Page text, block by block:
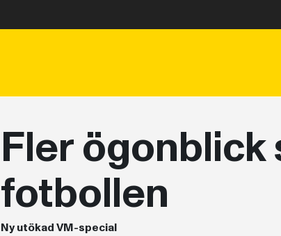
Fler ögonblick
fotbollen
Ny utökad VM-special